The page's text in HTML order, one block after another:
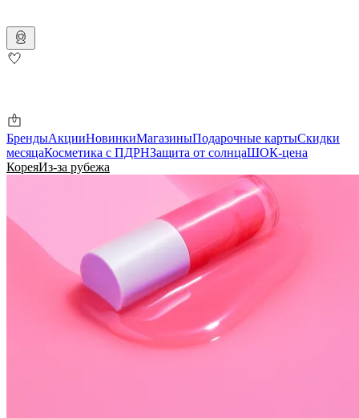
БрендыАкцииНовинкиМагазиныПодарочные картыСкидки
месяцаКосметика с ПДРНЗащита от солнцаШОК-цена
КореяИз-за рубежа